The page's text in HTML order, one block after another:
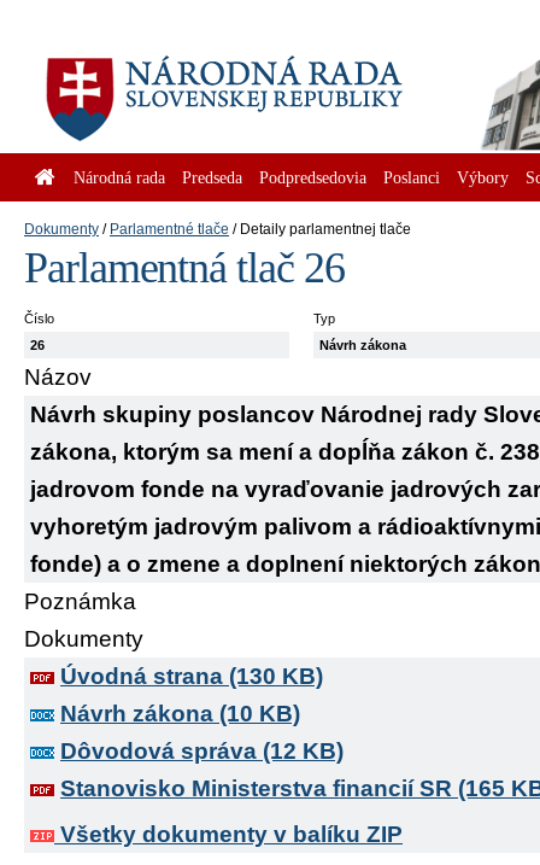
Národná rada Predseda Podpredsedovia Poslanci Výbory
Dokumenty Parlamentné tlače Detaily parlamentnej tlače
Parlamentná tlač 26
Číslo
26
Typ
Návrh zákona
Názov
Návrh skupiny poslancov Národnej rady
zákona, ktorým sa mení a dopĺňa zákon č.
jadrovom fonde na vyraďovanie jadrových
vyhoretým jadrovým palivom a
fonde) a o zmene a doplnení niektorých
Poznámka
Dokumenty
Úvodná strana (130 KB)
Návrh zákona (10 KB)
Dôvodová správa (12 KB)
Stanovisko Ministerstva financií SR (165
Všetky dokumenty v balíku ZIP